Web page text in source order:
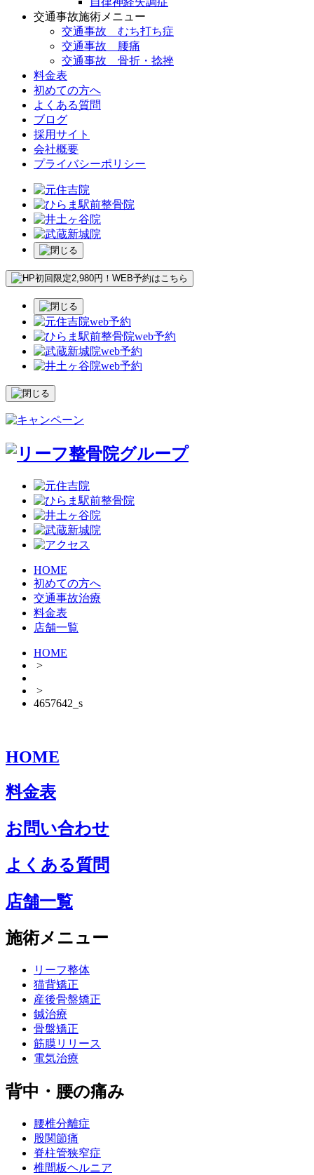
交通事故施術メニュー
交通事故 むち打ち症
交通事故 腰痛
交通事故 骨折・捻挫
料金表
初めての方へ
よくある質問
ブログ
採用サイト
会社概要
プライバシーポリシー
HOME
初めての方へ
交通事故治療
料金表
店舗一覧
HOME
>
>
4657642_s
HOME
料金表
お問い合わせ
よくある質問
店舗一覧
施術メニュー
リーフ整体
猫背矯正
産後骨盤矯正
鍼治療
骨盤矯正
筋膜リリース
電気治療
背中・腰の痛み
腰椎分離症
股関節痛
脊柱管狭窄症
椎間板ヘルニア